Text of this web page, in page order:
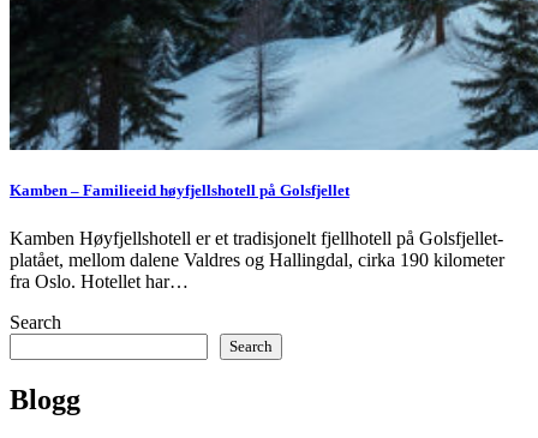
Kamben – Familieeid høyfjellshotell på Golsfjellet
Kamben Høyfjellshotell er et tradisjonelt fjellhotell på Golsfjellet-
platået, mellom dalene Valdres og Hallingdal, cirka 190 kilometer
fra Oslo. Hotellet har…
Search
Search
Blogg